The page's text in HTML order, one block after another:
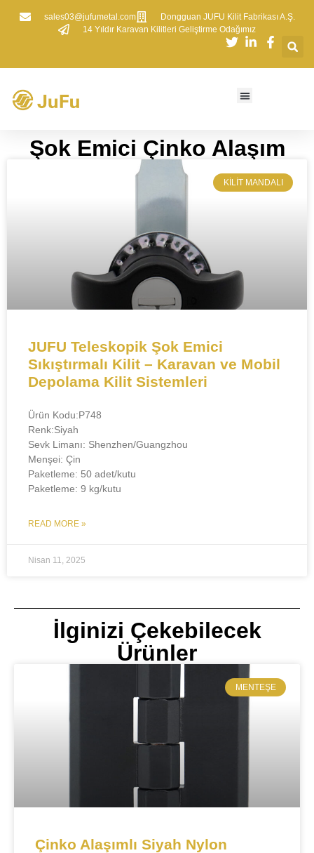
sales03@jufumetal.com
​Dongguan JUFU Kilit Fabrikası A.Ş.
​14 Yıldır Karavan Kilitleri Geliştirme Odağımız
​Şok Emici Çinko Alaşım​​
KILIT MANDALI​
JUFU Teleskopik Şok Emici
Sıkıştırmalı Kilit – Karavan ve Mobil
Depolama Kilit Sistemleri​​
Ürün Kodu:P748
Renk:Siyah
Sevk Limanı: Shenzhen/Guangzhou
Menşei: Çin
Paketleme: 50 adet/kutu
Paketleme: 9 kg/kutu
READ MORE »
Nisan 11, 2025
İlginizi Çekebilecek
Ürünler
MENTEŞE​
​​​​Çinko Alaşımlı Siyah Nylon